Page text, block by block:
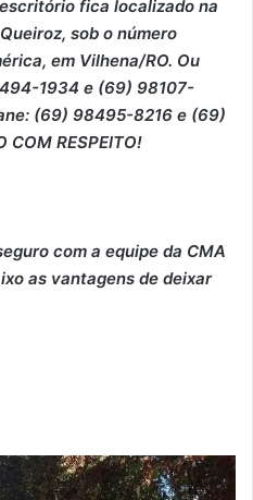
fica localizado na
sob o número
em Vilhena/RO. Ou
1934 e (69) 98107-
(69) 98495-8216 e (69)
COM RESPEITO!
com a equipe da CMA
as vantagens de deixar